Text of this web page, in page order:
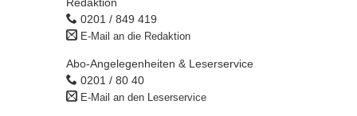
0201 / 849 419
E-Mail an die Redaktion
Abo-Angelegenheiten & Leserservice
0201 / 80 40
E-Mail an den Leserservice